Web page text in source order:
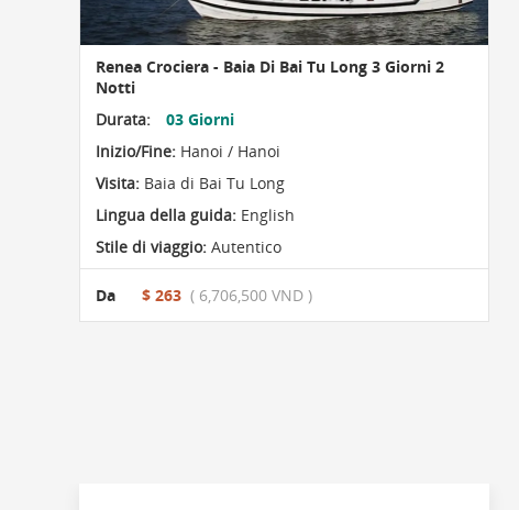
Renea Crociera - Baia Di Bai Tu Long 3 Giorni 2
Notti
Durata:
03 Giorni
Inizio/Fine: Hanoi / Hanoi
Visita: Baia di Bai Tu Long
Lingua della guida: English
Stile di viaggio: Autentico
Da $ 263 ( 6,706,500 VND )